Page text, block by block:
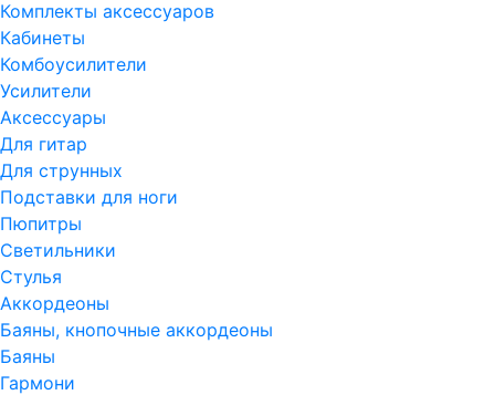
Комплекты аксессуаров
Кабинеты
Комбоусилители
Усилители
Аксессуары
Для гитар
Для струнных
Подставки для ноги
Пюпитры
Светильники
Стулья
Аккордеоны
Баяны, кнопочные аккордеоны
Баяны
Гармони